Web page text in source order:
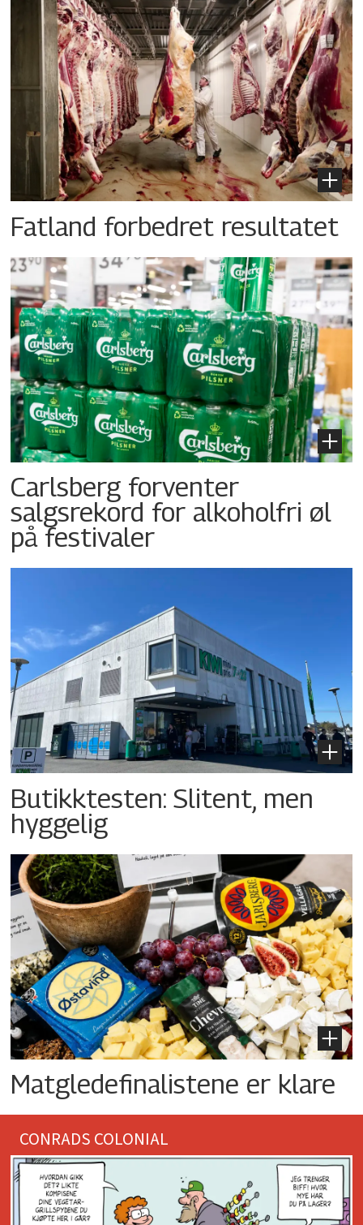
Fatland forbedret resultatet
Carlsberg forventer
salgsrekord for alkoholfri øl
på festivaler
Butikktesten: Slitent, men
hyggelig
Matgledefinalistene er klare
CONRADS COLONIAL